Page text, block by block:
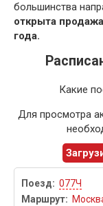
большинства
открыта
года.
Какие
Для просмотра
077Ч